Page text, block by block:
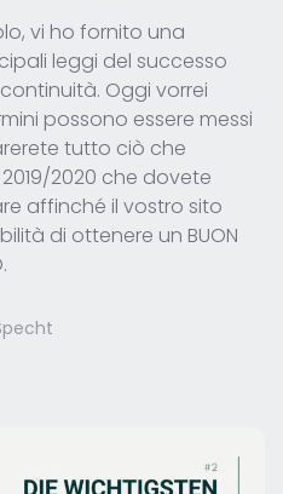
vi ho fornito una
leggi del successo
Oggi vorrei
possono essere messi
tutto ciò che
2020 che dovete
affinché il vostro sito
di ottenere un BUON